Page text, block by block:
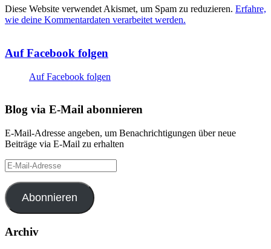
Diese Website verwendet Akismet, um Spam zu reduzieren. Erfahre,
wie deine Kommentardaten verarbeitet werden.
Auf Facebook folgen
Auf Facebook folgen
Blog via E-Mail abonnieren
E-Mail-Adresse angeben, um Benachrichtigungen über neue
Beiträge via E-Mail zu erhalten
E-
Mail-
Adresse
Abonnieren
Archiv